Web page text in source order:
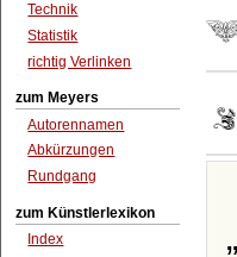
Technik
Statistik
richtig Verlinken
zum Meyers
Autorennamen
Abkürzungen
Rundgang
zum Künstlerlexikon
Index